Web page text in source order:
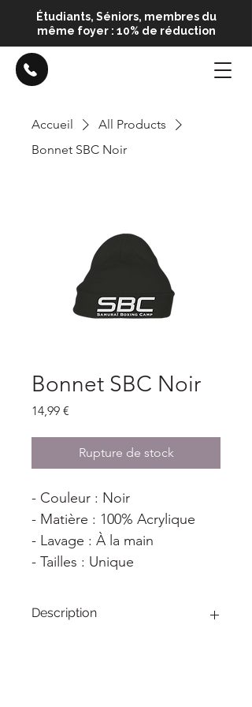
Étudiants, Séniors, membres du
même foyer : 10% de réduction
Accueil
All Products
Bonnet SBC Noir
Bonnet SBC Noir
14,99 €
Rupture de stock
- Couleur : Noir
- Matière : 100% Acrylique
- Lavage : À la main
- Tailles : Unique
Description